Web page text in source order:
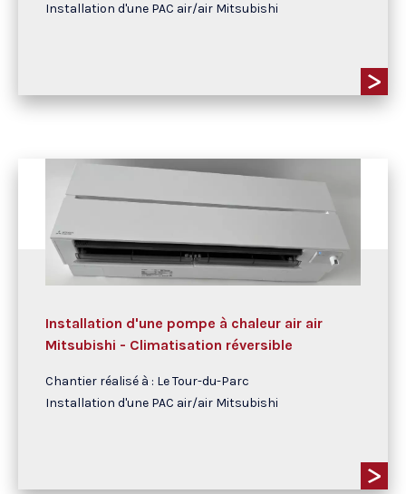
Installation d'une PAC air/air Mitsubishi
Installation d'une pompe à chaleur air air
Mitsubishi - Climatisation réversible
Chantier réalisé à : Le Tour-du-Parc
Installation d'une PAC air/air Mitsubishi